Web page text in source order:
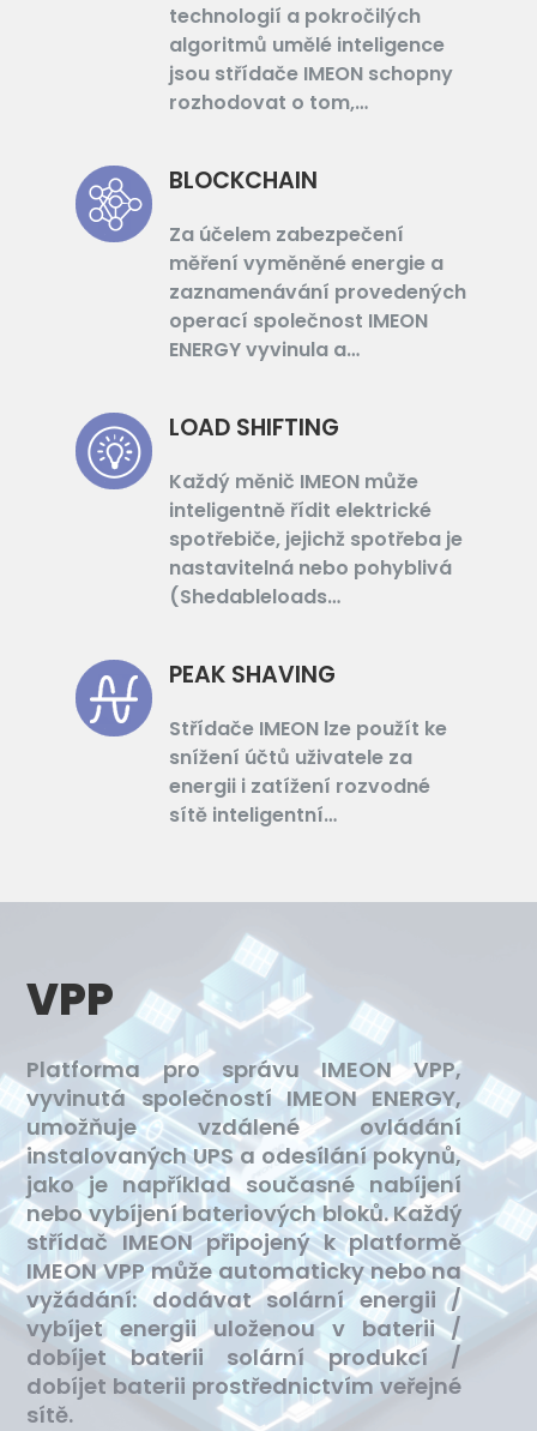
technologií a pokročilých
algoritmů umělé inteligence
jsou střídače IMEON schopny
rozhodovat o tom,…
BLOCKCHAIN
Za účelem zabezpečení
měření vyměněné energie a
zaznamenávání provedených
operací společnost IMEON
ENERGY vyvinula a…
LOAD SHIFTING
Každý měnič IMEON může
inteligentně řídit elektrické
spotřebiče, jejichž spotřeba je
nastavitelná nebo pohyblivá
(Shedableloads…
PEAK SHAVING
Střídače IMEON lze použít ke
snížení účtů uživatele za
energii i zatížení rozvodné
sítě inteligentní…
VPP
Platforma pro správu IMEON VPP,
vyvinutá společností IMEON ENERGY,
umožňuje vzdálené ovládání
instalovaných UPS a odesílání pokynů,
jako je například současné nabíjení
nebo vybíjení bateriových bloků. Každý
střídač IMEON připojený k platformě
IMEON VPP může automaticky nebo na
vyžádání: dodávat solární energii /
vybíjet energii uloženou v baterii /
dobíjet baterii solární produkcí /
dobíjet baterii prostřednictvím veřejné
sítě.